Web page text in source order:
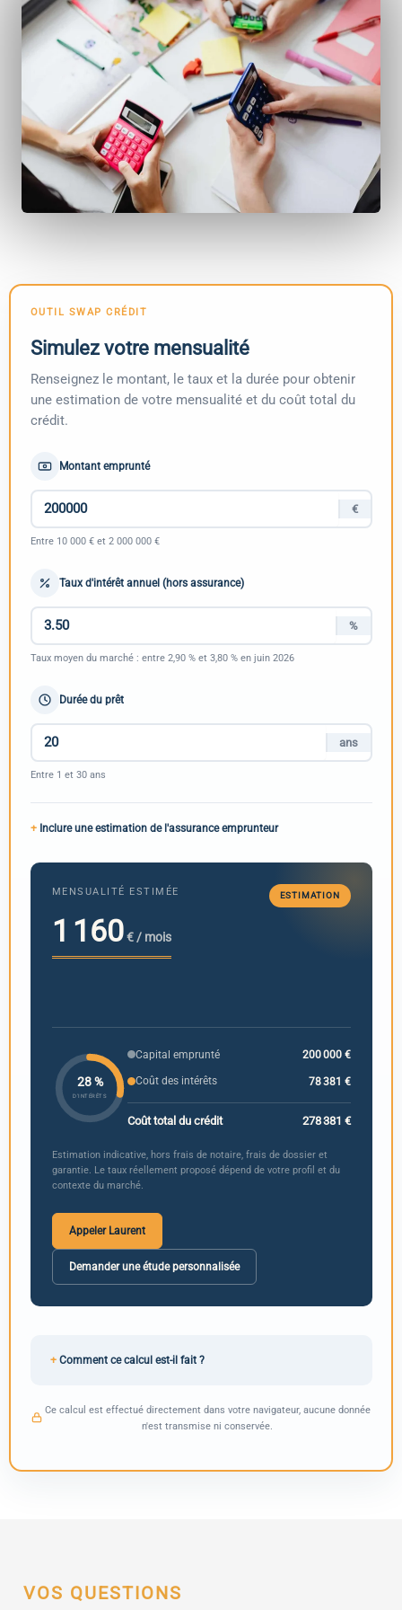
OUTIL SWAP CRÉDIT
Simulez votre mensualité
Renseignez le montant, le taux et la durée pour obtenir
une estimation de votre mensualité et du coût total du
crédit.
Montant emprunté
€
Entre 10 000 € et 2 000 000 €
Taux d'intérêt annuel (hors assurance)
%
Taux moyen du marché : entre 2,90 % et 3,80 % en juin 2026
Durée du prêt
ans
Entre 1 et 30 ans
Inclure une estimation de l'assurance emprunteur
ESTIMATION
MENSUALITÉ ESTIMÉE
1 160€ / mois
28 %
D'INTÉRÊTS
Capital emprunté
200 000 €
Coût des intérêts
78 381 €
Coût total du crédit 278 381 €
Estimation indicative, hors frais de notaire, frais de dossier et
garantie. Le taux réellement proposé dépend de votre profil et du
contexte du marché.
Appeler Laurent
Demander une étude personnalisée
Comment ce calcul est-il fait ?
Ce calcul est effectué directement dans votre navigateur, aucune donnée
n'est transmise ni conservée.
VOS QUESTIONS